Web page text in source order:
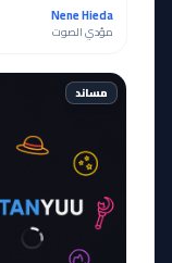
Nene Hieda
مؤدي الصوت
مساند